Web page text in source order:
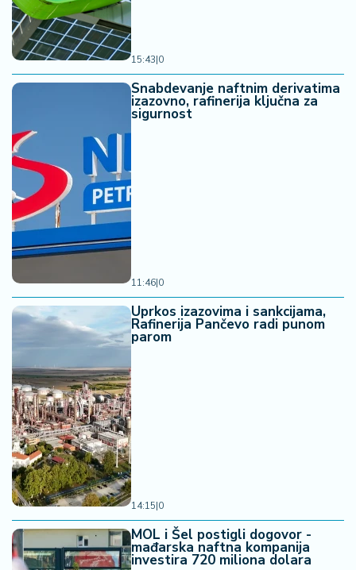
15:43|0
Snabdevanje naftnim derivatima
izazovno, rafinerija ključna za
sigurnost
11:46|0
Uprkos izazovima i sankcijama,
Rafinerija Pančevo radi punom
parom
14:15|0
MOL i Šel postigli dogovor -
mađarska naftna kompanija
investira 720 miliona dolara